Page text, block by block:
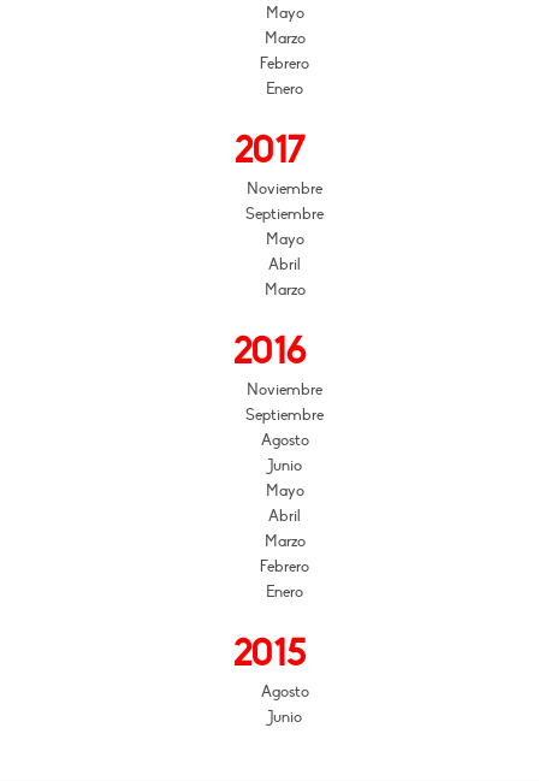
Mayo
Marzo
Febrero
Enero
2017
Noviembre
Septiembre
Mayo
Abril
Marzo
2016
Noviembre
Septiembre
Agosto
Junio
Mayo
Abril
Marzo
Febrero
Enero
2015
Agosto
Junio